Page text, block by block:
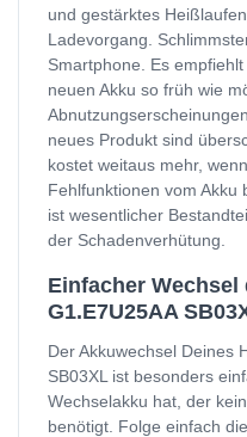
und gestärktes
Ladevorgang.
Smartphone. Es
neuen Akku so früh wie
neues Produkt sind
kostet weitaus mehr,
Fehlfunktionen vom Akku
ist wesentlicher
der Schadenverhütung.
Einfacher Wechsel
G1.E7U25AA
Der Akkuwechsel Deines
SB03XL ist besonders
Wechselakku hat, der
benötigt. Folge einfach